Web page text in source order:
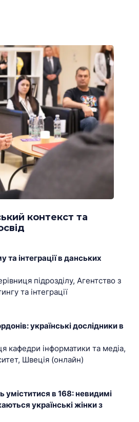
контекст та
інтеграції в данських
підрозділу, Агентство з
та інтеграції
українські дослідники в
кафедри інформатики та медіа,
Швеція (онлайн)
уміститися в 168: невидимі
українські жінки з